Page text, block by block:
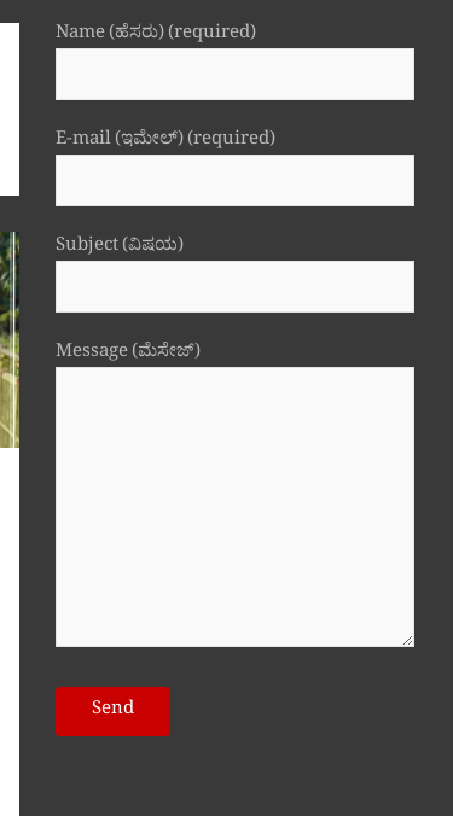
Name (ಹೆಸರು) (required)
E-mail (ಇಮೇಲ್) (required)
Subject (ವಿಷಯ)
Message (ಮೆಸೇಜ್)